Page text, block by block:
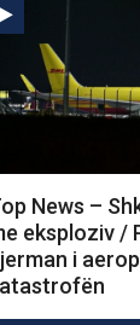
News –
eksploziv /
i